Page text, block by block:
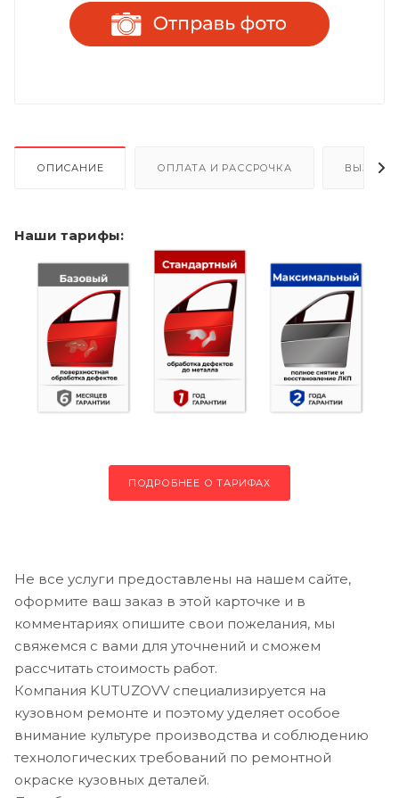
ОПИСАНИЕ ОПЛАТА И РАССРОЧКА ВЫЗОВ
Наши тарифы:
ПОДРОБНЕЕ О ТАРИФАХ
Не все услуги предоставлены на нашем сайте,
оформите ваш заказ в этой карточке и в
комментариях опишите свои пожелания, мы
свяжемся с вами для уточнений и сможем
рассчитать стоимость работ.
Компания KUTUZOVV специализируется на
кузовном ремонте и поэтому уделяет особое
внимание культуре производства и соблюдению
технологических требований по ремонтной
окраске кузовных деталей.